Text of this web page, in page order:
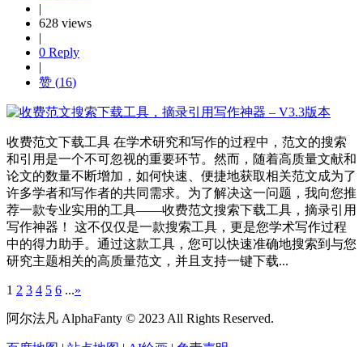
|
628 views
|
0 Reply
|
赞 (16)
收费范文下载工具 在学术研究和写作的过程中，范文的搜索
和引用是一个不可忽视的重要环节。然而，随着高质量文献和
论文的数量不断增加，如何快速、便捷地获取相关范文成为了
许多学者和写作者的共同需求。为了解决这一问题，我向您推
荐一款专业实用的工具——收费范文搜索下载工具，摘录引用
写作神器！ 这不仅仅是一款搜索工具，更是您学术写作过程
中的得力助手。通过这款工具，您可以快速准确地搜索到与您
研究主题相关的高质量范文，并且支持一键下载...
1 2 3 4 5 6 ...»
阿尔法凡 AlphaFanty © 2023 All Rights Reserved.